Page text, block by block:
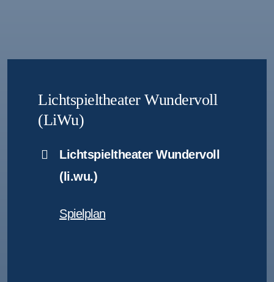
Lichtspieltheater Wundervoll
(LiWu)
Lichtspieltheater Wundervoll
(li.wu.)
Spielplan